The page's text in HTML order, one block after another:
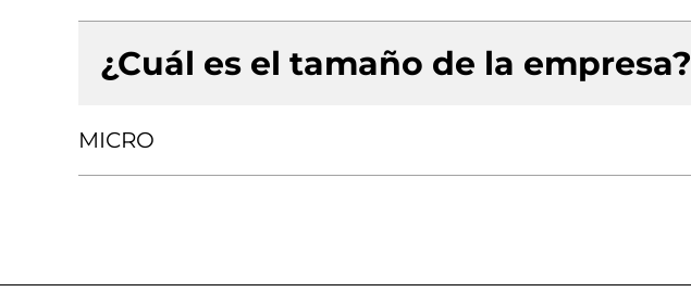
¿Cuál es el tamaño de la empresa?
MICRO